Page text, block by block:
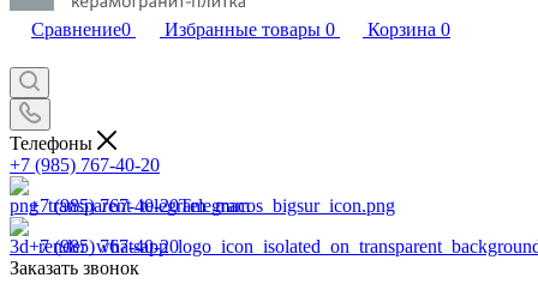
Сравнение0 Избранные товары 0 Корзина 0
Телефоны
+7 (985) 767-40-20
+7 (985) 767-40-20Telegram
+7 (985) 767-40-20
Заказать звонок